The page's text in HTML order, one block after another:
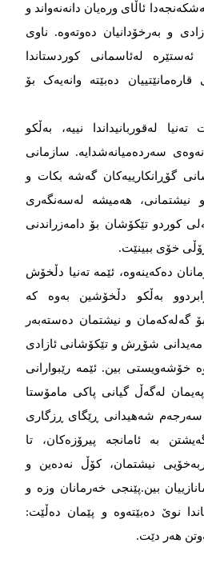
ئاڵای ورەیان دانەنەواند و
و بەرخۆدانیان دەوتەوە. ناوی
لەئاسمانی کوردستاندا
دەبێتە وانەیەک بۆ
لەقوربانیداندا نییە، بەڵکو
سەردەمیانەشدایە. سازمانی
گۆڕانکارییەکان گەشە بکات و
نیشتمانی، هەمیشە لەسەنگەری
کوردو تێکۆشان بۆ دامەزراندنی
خۆی ببینێت.
دەکەینەوە، ئێمە تەنیا دڵخۆش
بەڵکو دڵخۆشین بەوە کە
گەلەکەمان و نیشتمان دەستەبەر
شۆڕش و تێکۆشانی ئازادی
خۆشەویستی بین. ئێمە رێبوارانی
لەگەڵ گیانی پاکی مامۆستا
شەهیدانی ڕێگای ڕزگاری
بە ئامانجە پیرۆزەکان، تا
نیشتمان، کۆڵ نەدەین و
بین.پێنجی خەرمانان وزە و
نوێ دەبێتەوە و پێمان دەڵێت:
هەر دێت.